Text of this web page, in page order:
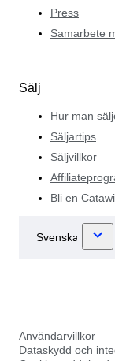
Press
Samarbete
Sälj
Hur man
Säljartips
Säljvillkor
Bli en
Användarvillkor
Dataskydd och